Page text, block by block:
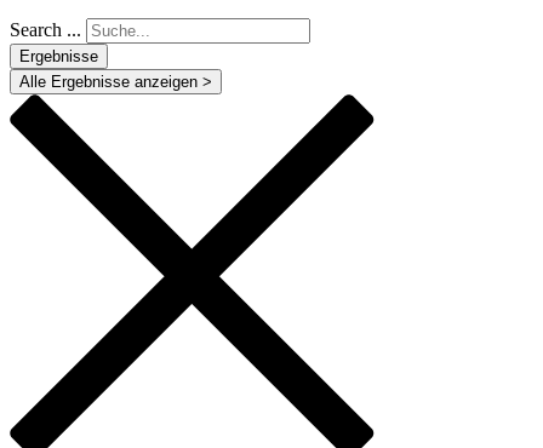
Search ...
Ergebnisse
Alle Ergebnisse anzeigen >